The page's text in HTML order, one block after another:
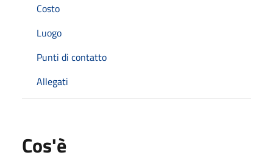
Costo
Luogo
Punti di contatto
Allegati
Cos'è